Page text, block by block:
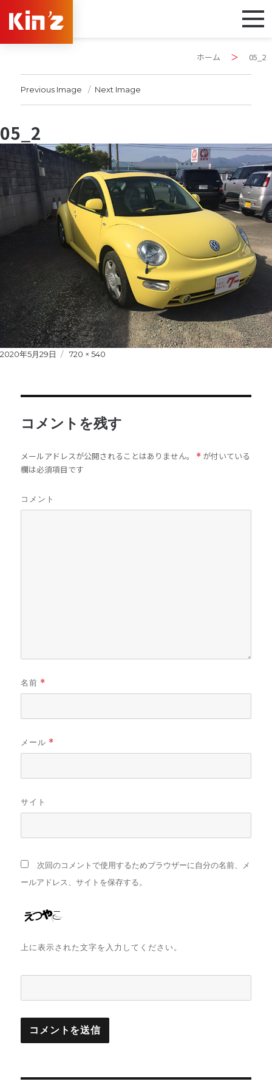
ホーム ＞ 05_2
Previous Image Next Image
05_2
Posted
2020年5月29日
Full
720 × 540
コメントを残す
メールアドレスが公開されることはありません。 * が付いている
欄は必須項目です
コメント
名前 *
メール *
サイト
次回のコメントで使用するためブラウザーに自分の名前、メ
ールアドレス、サイトを保存する。
上に表示された文字を入力してください。